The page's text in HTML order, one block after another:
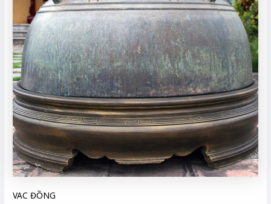
VAC ĐỒNG